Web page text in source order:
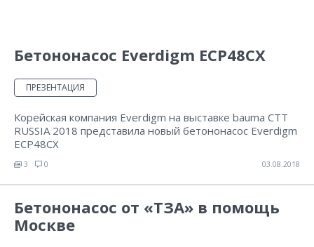
Бетононасос Everdigm ECP48CX
ПРЕЗЕНТАЦИЯ
Корейская компания Everdigm на выставке bauma CTT
RUSSIA 2018 представила новый бетононасос Everdigm
ECP48CX
3 0 03.08.2018
Бетононасос от «ТЗА» в помощь
Москве